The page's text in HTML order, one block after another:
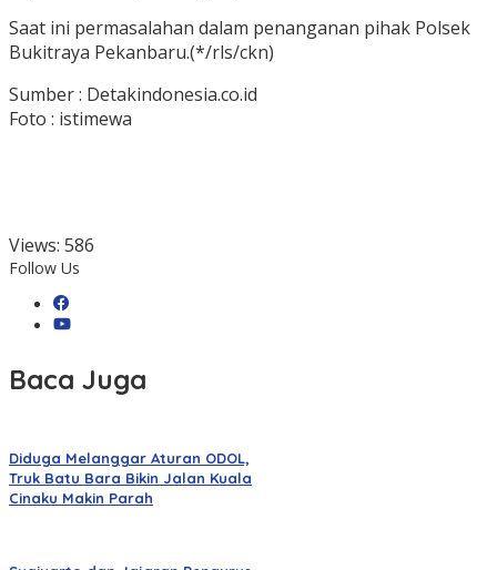
Saat ini permasalahan dalam penanganan pihak Polsek
Bukitraya Pekanbaru.(*/rls/ckn)
Sumber : Detakindonesia.co.id
Foto : istimewa
Views: 586
Follow Us
Baca Juga
Diduga Melanggar Aturan ODOL,
Truk Batu Bara Bikin Jalan Kuala
Cinaku Makin Parah